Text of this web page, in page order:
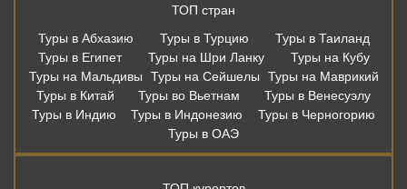
ТОП стран
Туры в Абхазию
Туры в Турцию
Туры в Таиланд
Туры в Египет
Туры на Шри Ланку
Туры на Кубу
Туры на Мальдивы
Туры на Сейшелы
Туры на Маврикий
Туры в Китай
Туры во Вьетнам
Туры в Венесуэлу
Туры в Индию
Туры в Индонезию
Туры в Черногорию
Туры в ОАЭ